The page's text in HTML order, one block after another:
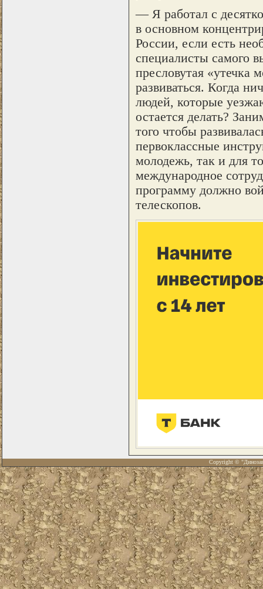
— Я работал с
в основном
России, если есть
специалисты самого
пресловутая «утечка
развиваться. Когда
людей, которые
остается делать?
того чтобы
первоклассные
молодежь, так и для
международное
программу должно
телескопов.
Copyright ©